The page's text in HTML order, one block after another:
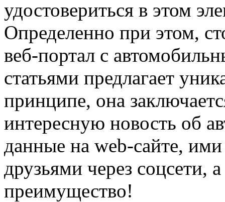
удостовериться в этом
Определенно при этом,
веб-портал с
статьями предлагает
принципе, она
интересную новость об
данные на web-сайте,
друзьями через соцсети,
преимущество!